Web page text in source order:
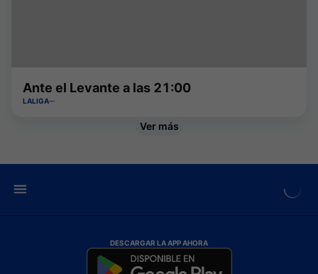
Ante el Levante a las 21:00
LALIGA
Ver más
DESCARGAR LA APP AHORA